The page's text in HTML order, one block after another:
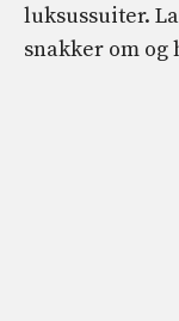
luksussuiter.
snakker om og